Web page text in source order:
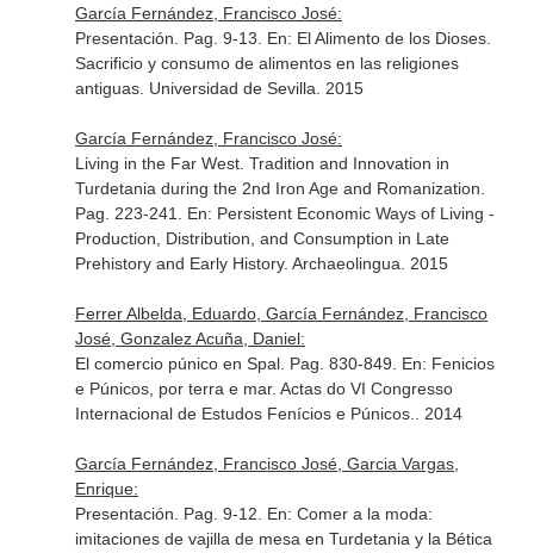
García Fernández, Francisco José:
Presentación. Pag. 9-13. En: El Alimento de los Dioses.
Sacrificio y consumo de alimentos en las religiones
antiguas. Universidad de Sevilla. 2015
García Fernández, Francisco José:
Living in the Far West. Tradition and Innovation in
Turdetania during the 2nd Iron Age and Romanization.
Pag. 223-241. En: Persistent Economic Ways of Living -
Production, Distribution, and Consumption in Late
Prehistory and Early History. Archaeolingua. 2015
Ferrer Albelda, Eduardo, García Fernández, Francisco
José, Gonzalez Acuña, Daniel:
El comercio púnico en Spal. Pag. 830-849. En: Fenicios
e Púnicos, por terra e mar. Actas do VI Congresso
Internacional de Estudos Fenícios e Púnicos.
. 2014
García Fernández, Francisco José, Garcia Vargas,
Enrique:
Presentación. Pag. 9-12. En: Comer a la moda:
imitaciones de vajilla de mesa en Turdetania y la Bética